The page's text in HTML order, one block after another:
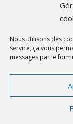
Nous utilisons des
service, ça vous
messages par le
299 bis
06 43 35 31 65